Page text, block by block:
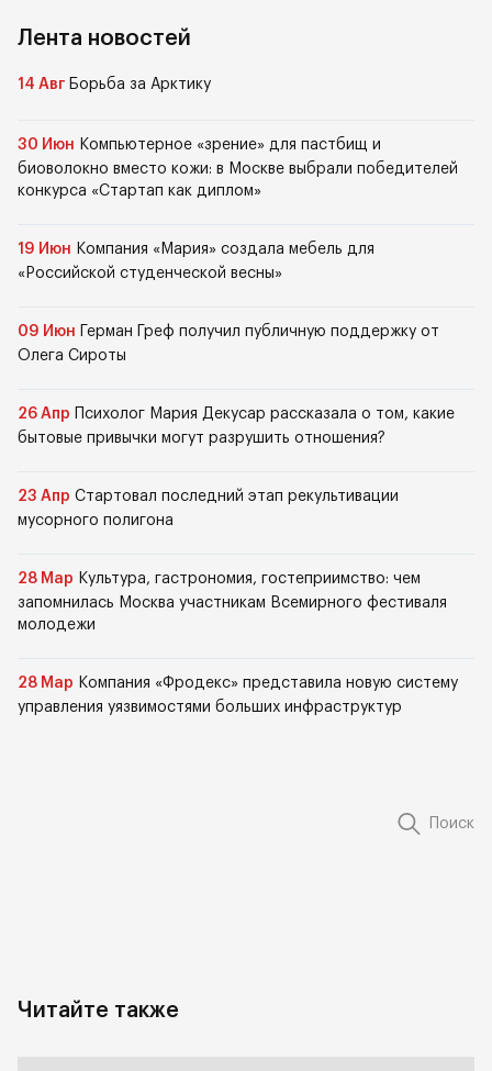
Лента новостей
14 Авг Борьба за Арктику
30 Июн Компьютерное «зрение» для пастбищ и
биоволокно вместо кожи: в Москве выбрали победителей
конкурса «Стартап как диплом»
19 Июн Компания «Мария» создала мебель для
«Российской студенческой весны»
09 Июн
Герман Греф получил публичную поддержку от
Олега Сироты
26 Апр
Психолог Мария Декусар рассказала о том, какие
бытовые привычки могут разрушить отношения?
23 Апр Стартовал последний этап рекультивации
мусорного полигона
28 Мар Культура, гастрономия, гостеприимство: чем
запомнилась Москва участникам Всемирного фестиваля
молодежи
28 Мар Компания «Фродекс» представила новую систему
управления уязвимостями больших инфраструктур
Поиск
Читайте также